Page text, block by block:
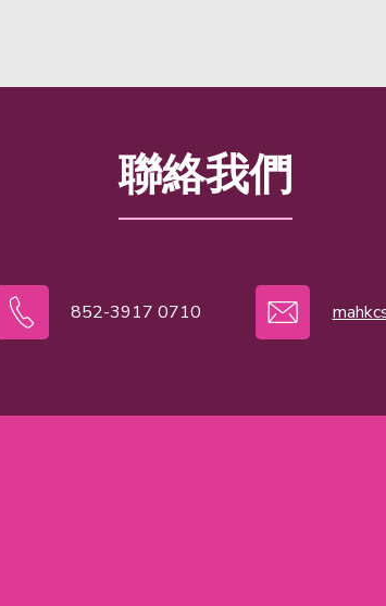
聯絡我們
852-3917 0710